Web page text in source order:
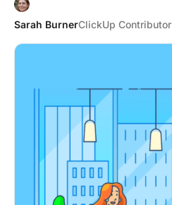
Sarah BurnerClickUp Contributor